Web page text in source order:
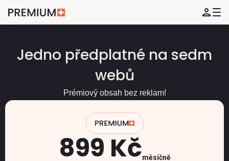
Jedno předplatné na sedm
webů
Prémiový obsah bez reklam!
899 Kčměsíčně